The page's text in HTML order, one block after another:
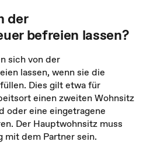
der
befreien lassen?
sich von der
lassen, wenn sie die
Dies gilt etwa für
einen zweiten Wohnsitz
oder eine eingetragene
Der Hauptwohnsitz muss
mit dem Partner sein.